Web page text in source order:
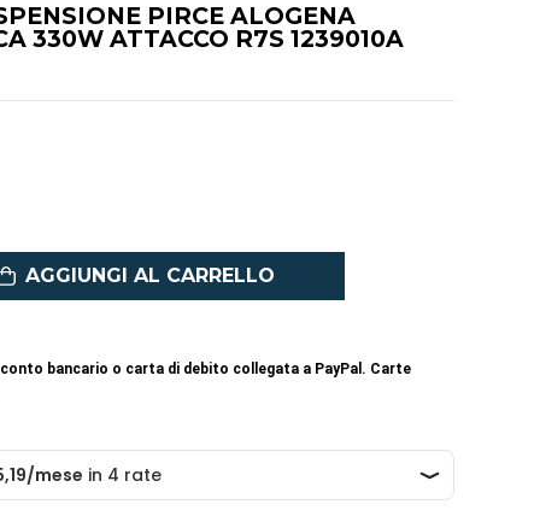
PIRCE ALOGENA
330W ATTACCO R7S 1239010A
AGGIUNGI AL CARRELLO
conto bancario o carta di debito collegata a PayPal. Carte